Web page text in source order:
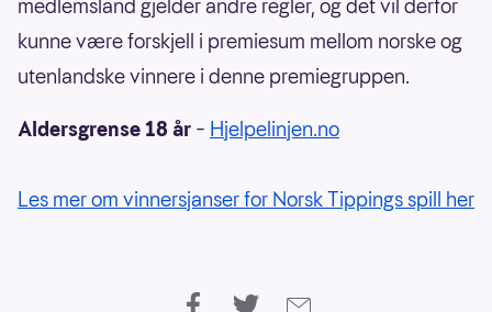
medlemsland gjelder andre regler, og det vil derfor
kunne være forskjell i premiesum mellom norske og
utenlandske vinnere i denne premiegruppen.
Aldersgrense 18 år – Hjelpelinjen.no
Les mer om vinnersjanser for Norsk Tippings spill her